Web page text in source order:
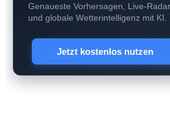
Genaueste Vorhersagen, Live-Radar
und globale Wetterintelligenz mit KI.
Jetzt kostenlos nutzen